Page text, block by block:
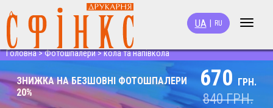
Toggle
UA RU
Головна>Фотошпалери>кола та напівкола
ЗНИЖКА НА БЕЗШОВНІ ФОТОШПАЛЕРИ
20%
670 ГРН.
840ГРН.